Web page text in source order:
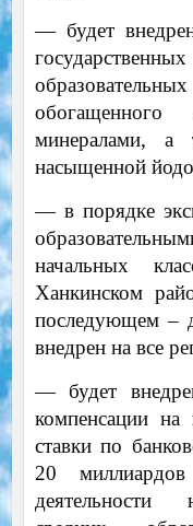
— будет
минералами, а
насыщенной
— в порядке
начальных
Ханкинском
последующем –
внедрен на все
— будет
компенсации на
ставки по
20
деятельности